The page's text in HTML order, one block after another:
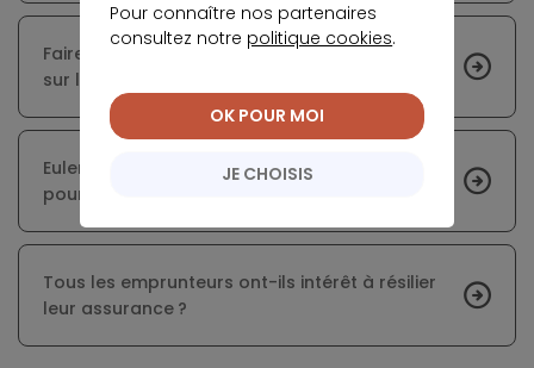
Faire jouer la concurrence pour économiser
sur l’assurance de prêt immobilier
Euler Hermes lance une solution innovante
pour les marketplaces
Tous les emprunteurs ont-ils intérêt à résilier
leur assurance ?
Pour connaître nos partenaires
consultez notre politique cookies.
JE CHOISIS
OK POUR MOI